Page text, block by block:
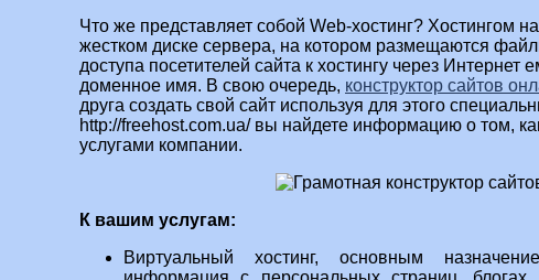
Что же представляет собой Web-хостинг? Хостингом
жестком диске сервера, на котором размещаются
доступа посетителей сайта к хостингу через Интернет
доменное имя. В свою очередь, конструктор сайтов
друга создать свой сайт используя для этого
http://freehost.com.ua/ вы найдете информацию о том,
услугами компании.
К вашим услугам:
Виртуальный хостинг, основным